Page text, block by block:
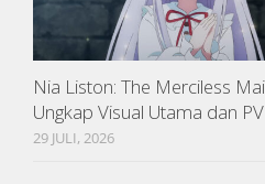
Nia Liston: The Merciless
Ungkap Visual Utama dan
29 JULI, 2026